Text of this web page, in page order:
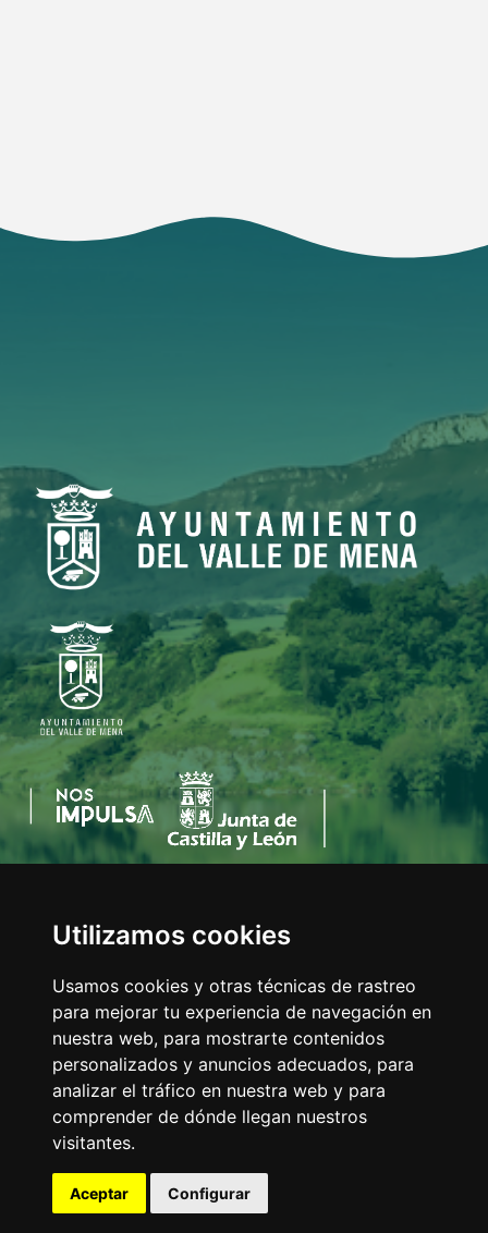
Utilizamos cookies
Usamos cookies y otras técnicas de rastreo
para mejorar tu experiencia de navegación en
nuestra web, para mostrarte contenidos
personalizados y anuncios adecuados, para
analizar el tráfico en nuestra web y para
comprender de dónde llegan nuestros
visitantes.
Aceptar Configurar
AYUNTAMIENTO DEL VALLE DE MENA
C/Eladio Bustamante, 1
Tfno:947 126 211
E-mail:info@valledemena.es
MAPA WEB
POLÍTICA DE COOKIES
ACCESIBILIDAD